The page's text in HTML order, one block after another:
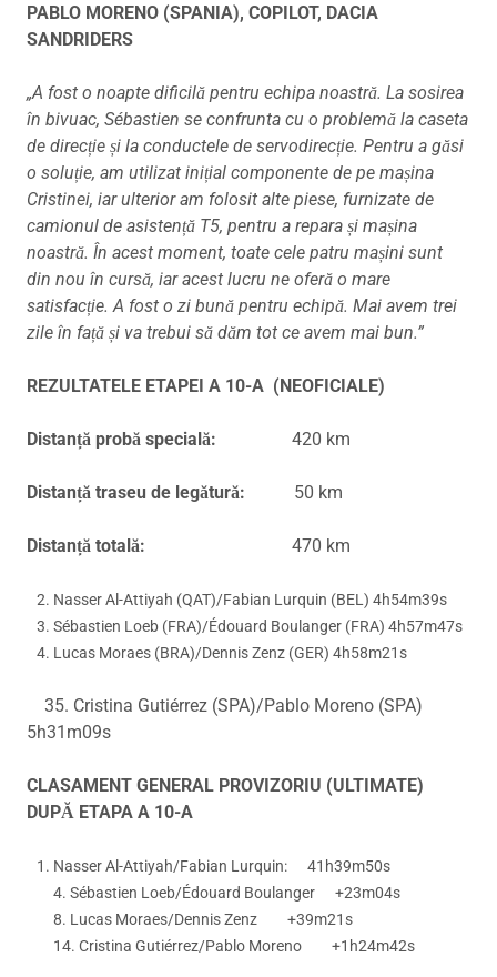
PABLO MORENO (SPANIA), COPILOT, DACIA
SANDRIDERS
„A fost o noapte dificilă pentru echipa noastră. La sosirea
în bivuac, Sébastien se confrunta cu o problemă la caseta
de direcție și la conductele de servodirecție. Pentru a găsi
o soluție, am utilizat inițial componente de pe mașina
Cristinei, iar ulterior am folosit alte piese, furnizate de
camionul de asistență T5, pentru a repara și mașina
noastră. În acest moment, toate cele patru mașini sunt
din nou în cursă, iar acest lucru ne oferă o mare
satisfacție. A fost o zi bună pentru echipă. Mai avem trei
zile în față și va trebui să dăm tot ce avem mai bun.”
REZULTATELE ETAPEI A 10-A (NEOFICIALE)
Distanță probă specială: 420 km
Distanță traseu de legătură: 50 km
Distanță totală: 470 km
Nasser Al-Attiyah (QAT)/Fabian Lurquin (BEL) 4h54m39s
Sébastien Loeb (FRA)/Édouard Boulanger (FRA) 4h57m47s
Lucas Moraes (BRA)/Dennis Zenz (GER) 4h58m21s
35. Cristina Gutiérrez (SPA)/Pablo Moreno (SPA)
5h31m09s
CLASAMENT GENERAL PROVIZORIU (ULTIMATE)
DUPĂ ETAPA A 10-A
Nasser Al-Attiyah/Fabian Lurquin: 41h39m50s
4. Sébastien Loeb/Édouard Boulanger +23m04s
8. Lucas Moraes/Dennis Zenz +39m21s
14. Cristina Gutiérrez/Pablo Moreno +1h24m42s